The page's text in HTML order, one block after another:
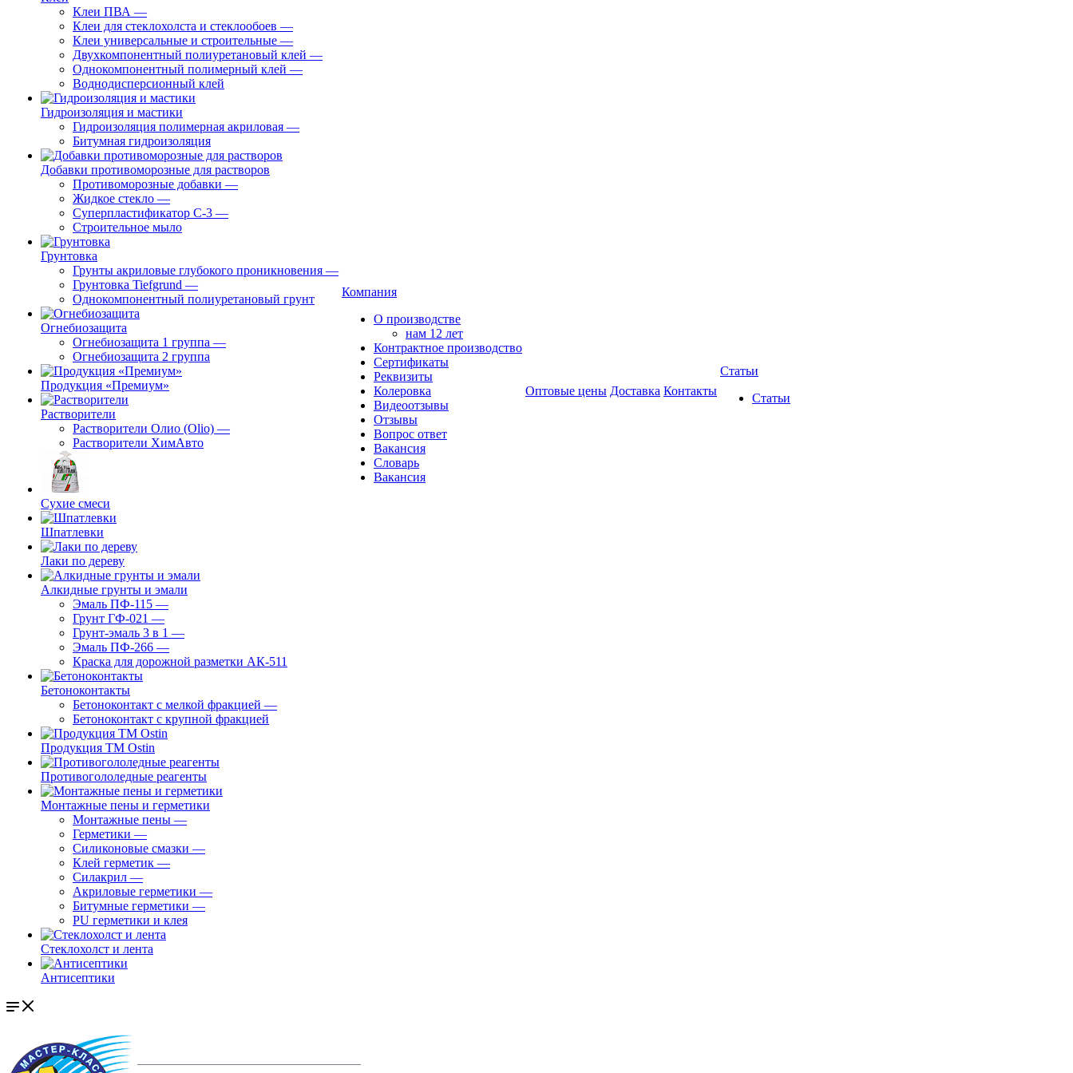
Клеи ПВА —
Клеи для стеклохолста и стеклообоев —
Клеи универсальные и строительные —
Двухкомпонентный полиуретановый клей —
Однокомпонентный полимерный клей —
Воднодисперсионный клей
Гидроизоляция и мастики
Гидроизоляция полимерная акриловая —
Битумная гидроизоляция
Добавки противоморозные для растворов
Противоморозные добавки —
Жидкое стекло —
Суперпластификатор С-3 —
Строительное мыло
Грунтовка
Грунты акриловые глубокого проникновения —
Грунтовка Tiefgrund —
Однокомпонентный полиуретановый грунт
Огнебиозащита
Огнебиозащита 1 группа —
Огнебиозащита 2 группа
Продукция «Премиум»
Растворители
Растворители Олио (Olio) —
Растворители ХимАвто
Сухие смеси
Шпатлевки
Лаки по дереву
Алкидные грунты и эмали
Эмаль ПФ-115 —
Грунт ГФ-021 —
Грунт-эмаль 3 в 1 —
Эмаль ПФ-266 —
Краска для дорожной разметки АК-511
Бетоноконтакты
Бетоноконтакт с мелкой фракцией —
Бетоноконтакт с крупной фракцией
Продукция ТМ Ostin
Противогололедные реагенты
Монтажные пены и герметики
Монтажные пены —
Герметики —
Силиконовые смазки —
Клей герметик —
Силакрил —
Акриловые герметики —
Битумные герметики —
PU герметики и клея
Стеклохолст и лента
Антисептики
Компания
О производстве
нам 12 лет
Контрактное производство
Сертификаты
Реквизиты
Колеровка
Видеоотзывы
Отзывы
Вопрос ответ
Вакансия
Словарь
Вакансия
Оптовые цены Доставка Контакты
Статьи
Статьи